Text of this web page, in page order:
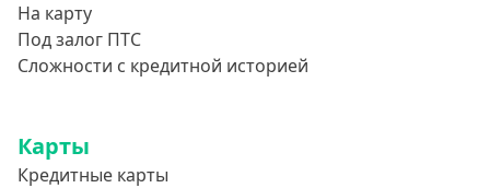
На карту
Под залог ПТС
Сложности с кредитной историей
Карты
Кредитные карты